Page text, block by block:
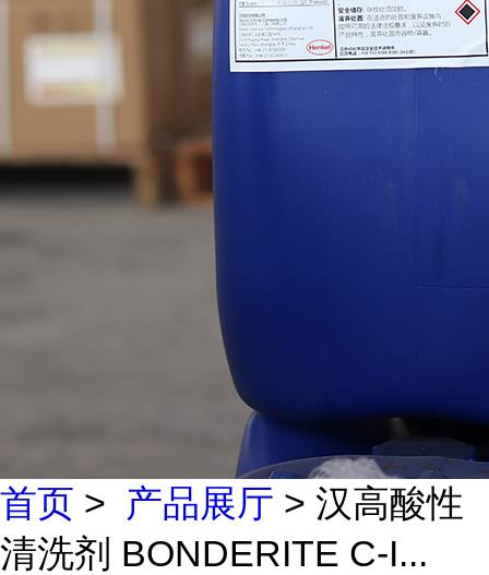
首页 > 产品展厅 > 汉高酸性
清洗剂 BONDERITE C-I...